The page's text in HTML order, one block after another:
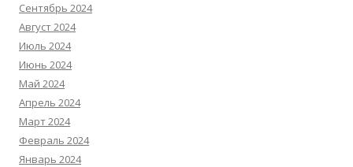
Сентябрь 2024
Август 2024
Июль 2024
Июнь 2024
Май 2024
Апрель 2024
Март 2024
Февраль 2024
Январь 2024